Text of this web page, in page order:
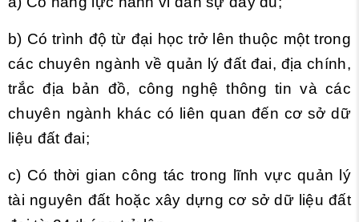
b) Có trình độ từ đại học trở lên thuộc một trong
các chuyên ngành về quản lý đất đai, địa chính,
trắc địa bản đồ, công nghệ thông tin và các
chuyên ngành khác có liên quan đến cơ sở dữ
liệu đất đai;
c) Có thời gian công tác trong lĩnh vực quản lý
tài nguyên đất hoặc xây dựng cơ sở dữ liệu đất